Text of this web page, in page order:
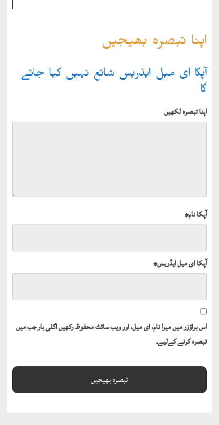
اپنا تبصرہ بھیجیں
آپکا ای میل ایڈریس شائع نہیں کیا جائے
گا
اپنا تبصرہ لکھیں
آپکا نام*
آپکا ای میل ایڈریس*
اس براؤزر میں میرا نام، ای میل، اور ویب سائٹ محفوظ رکھیں اگلی بار جب میں
تبصرہ کرنے کےلیے۔